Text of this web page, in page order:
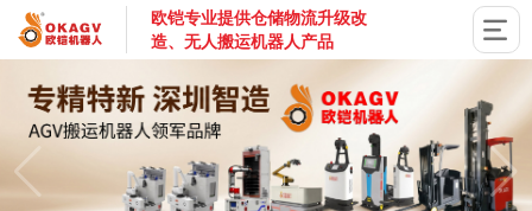
欧铠专业提供仓储物流升级改
造、无人搬运机器人产品